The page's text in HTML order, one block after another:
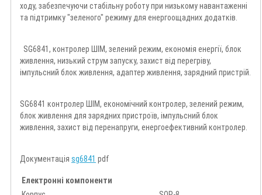
ходу, забезпечуючи стабільну роботу при низькому навантаженні
та підтримку "зеленого" режиму для енергоощадних додатків.
SG6841, контролер ШІМ, зелений режим, економія енергії, блок
живлення, низький струм запуску, захист від перегріву,
імпульсний блок живлення, адаптер живлення, зарядний пристрій.
SG6841 контролер ШІМ, економічний контролер, зелений режим,
блок живлення для зарядних пристроїв, імпульсний блок
живлення, захист від перенапруги, енергоефективний контролер.
Документація sg6841 pdf
Електронні компоненти